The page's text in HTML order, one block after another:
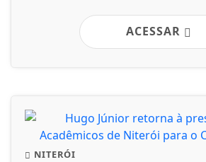
ACESSAR
NITERÓI